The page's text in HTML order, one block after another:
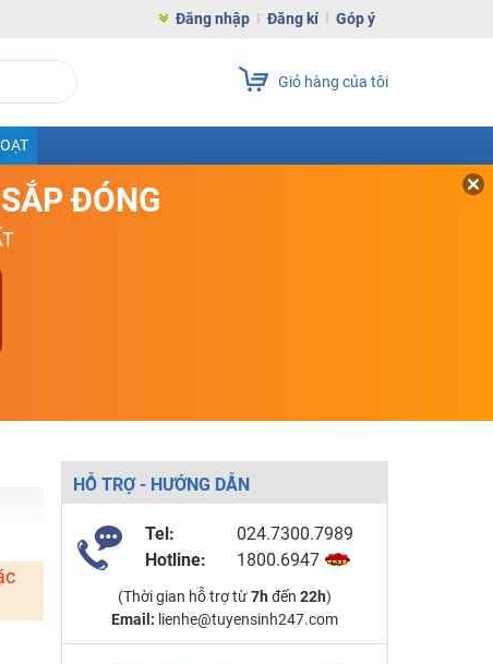
Đăng nhập Đăng kí Góp ý
Giỏ hàng của tôi
ĐÓNG
HỖ TRỢ - HƯỚNG DẪN
Tel:
024.7300.7989
Hotline:
1800.6947
(Thời gian hỗ trợ từ7h đến 22h)
Email: lienhe@tuyensinh247.com